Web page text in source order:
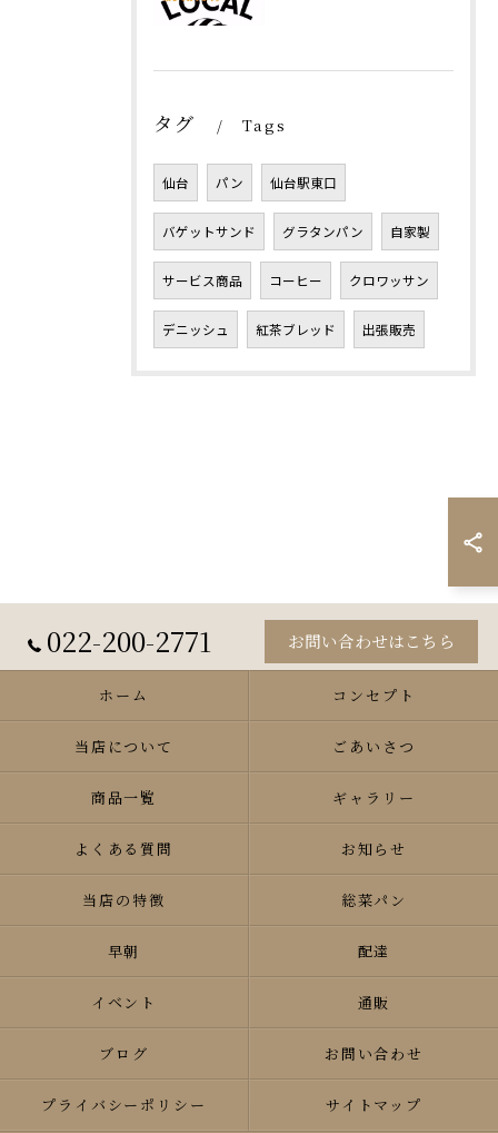
タグ Tags
仙台 パン 仙台駅東口
バゲットサンド グラタンパン 自家製
サービス商品 コーヒー クロワッサン
デニッシュ 紅茶ブレッド 出張販売
022-200-2771 お問い合わせはこちら
ホーム コンセプト
当店について ごあいさつ
商品一覧 ギャラリー
よくある質問 お知らせ
当店の特徴 総菜パン
早朝 配達
イベント 通販
ブログ お問い合わせ
プライバシーポリシー サイトマップ